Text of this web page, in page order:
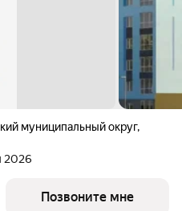
муниципальный округ,
2026
Позвоните мне